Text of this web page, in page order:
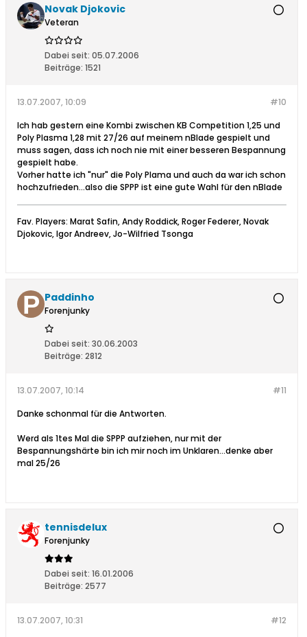
Novak Djokovic
Veteran
Dabei seit: 05.07.2006
Beiträge: 1521
#10
13.07.2007, 10:09
Ich hab gestern eine Kombi zwischen KB Competition 1,25 und
Poly Plasma 1,28 mit 27/26 auf meinem nBlade gespielt und
muss sagen, dass ich noch nie mit einer besseren Bespannung
gespielt habe.
Vorher hatte ich "nur" die Poly Plama und auch da war ich schon
hochzufrieden...also die SPPP ist eine gute Wahl für den nBlade
Fav. Players: Marat Safin, Andy Roddick, Roger Federer, Novak
Djokovic, Igor Andreev, Jo-Wilfried Tsonga
Paddinho
Forenjunky
Dabei seit: 30.06.2003
Beiträge: 2812
#11
13.07.2007, 10:14
Danke schonmal für die Antworten.
Werd als 1tes Mal die SPPP aufziehen, nur mit der
Bespannungshärte bin ich mir noch im Unklaren...denke aber
mal 25/26
tennisdelux
Forenjunky
Dabei seit: 16.01.2006
Beiträge: 2577
#12
13.07.2007, 10:31